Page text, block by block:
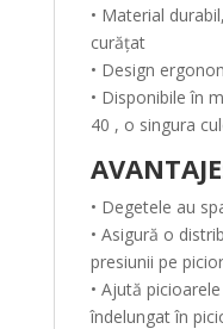
• Material
curățat
• Design
• Disponibile în
40 , o singura
• Degetele au
• Asigură o
presiunii pe picior
• Ajută
îndelungat în